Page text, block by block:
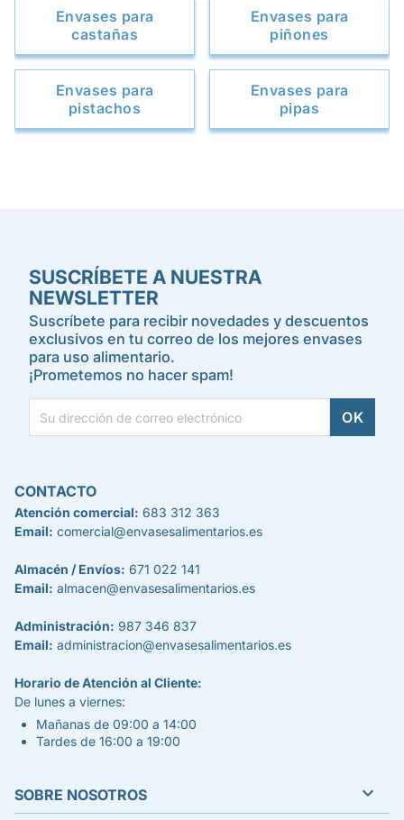
Envases para
castañas
Envases para
piñones
Envases para
pistachos
Envases para
pipas
SUSCRÍBETE A NUESTRA
NEWSLETTER
Suscríbete para recibir novedades y descuentos
exclusivos en tu correo de los mejores envases
para uso alimentario.
¡Prometemos no hacer spam!
CONTACTO
Atención comercial: 683 312 363
Email: comercial@envasesalimentarios.es
Almacén / Envíos: 671 022 141
Email: almacen@envasesalimentarios.es
Administración: 987 346 837
Email: administracion@envasesalimentarios.es
Horario de Atención al Cliente:
De lunes a viernes:
Mañanas de 09:00 a 14:00
Tardes de 16:00 a 19:00
SOBRE NOSOTROS
